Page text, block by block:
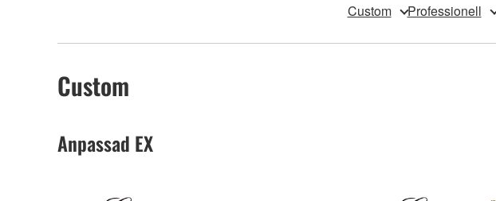
Custom Professionell
Custom
Anpassad EX